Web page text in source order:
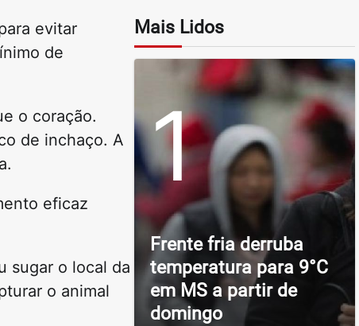
evitar
de
o coração.
de inchaço. A
eficaz
sugar o local da
o animal
Mais Lidos
1
Frente fria derruba
temperatura para 9°C
em MS a partir de
domingo